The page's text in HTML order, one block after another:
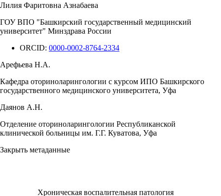
Лилия Фаритовна Азнабаева
ГОУ ВПО "Башкирский государственный медицинский
университет" Минздрава России
ORCID: 0000-0002-8764-2334
Арефьева Н.А.
Кафедра оториноларингологии с курсом ИПО Башкирского
государственного медицинского университета, Уфа
Даянов А.Н.
Отделение оториноларингологии Республиканской
клинической больницы им. Г.Г. Куватова, Уфа
Закрыть метаданные
Хроническая воспалительная патология